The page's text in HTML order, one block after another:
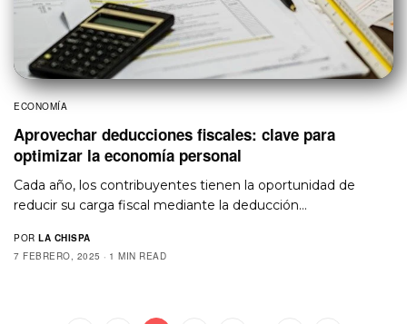
ECONOMÍA
Aprovechar deducciones fiscales: clave para
optimizar la economía personal
Cada año, los contribuyentes tienen la oportunidad de
reducir su carga fiscal mediante la deducción…
POR LA CHISPA
7 FEBRERO, 2025
1 MIN READ